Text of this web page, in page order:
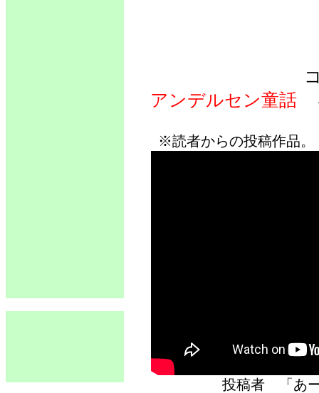
アンデルセン童話
※読者からの投稿作品
投稿者 「